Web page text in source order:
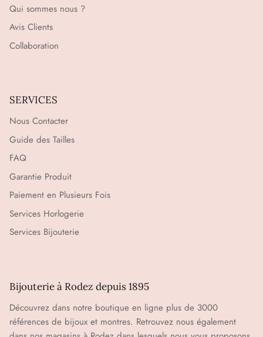
Qui sommes nous ?
Avis Clients
Collaboration
SERVICES
Nous Contacter
Guide des Tailles
FAQ
Garantie Produit
Paiement en Plusieurs Fois
Services Horlogerie
Services Bijouterie
Bijouterie à Rodez depuis 1895
Découvrez dans notre boutique en ligne plus de 3000
références de bijoux et montres. Retrouvez nous également